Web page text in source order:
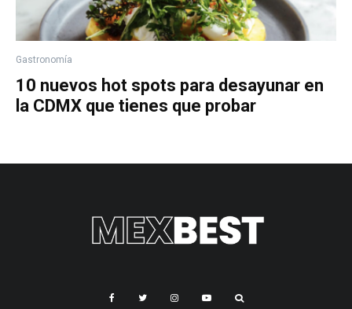
Gastronomía
10 nuevos hot spots para desayunar en
la CDMX que tienes que probar